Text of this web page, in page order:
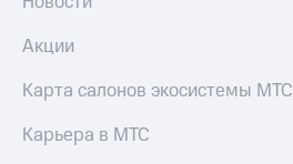
Акции
Карта салонов экосистемы МТС
Карьера в МТС